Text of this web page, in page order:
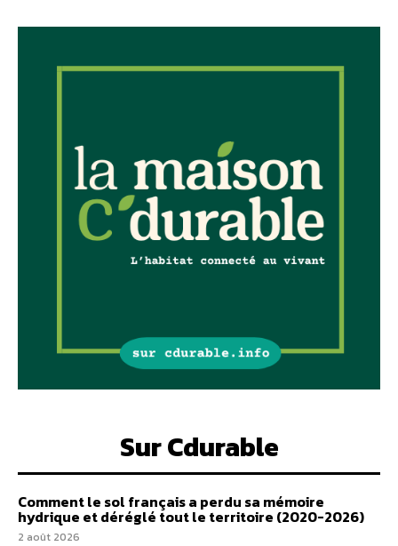
Sur Cdurable
Comment le sol français a perdu sa mémoire
hydrique et déréglé tout le territoire (2020-2026)
2 août 2026